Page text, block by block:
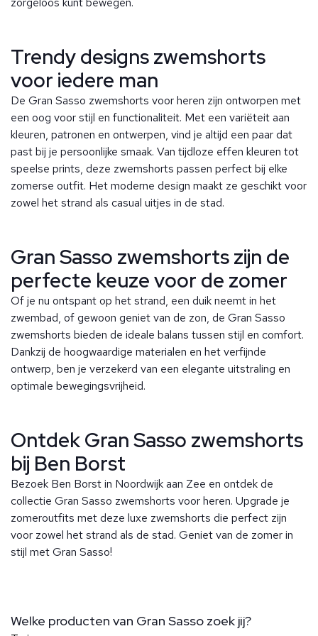
Trendy designs zwemshorts
voor iedere man
De Gran Sasso zwemshorts voor heren zijn ontworpen met
een oog voor stijl en functionaliteit. Met een variëteit aan
kleuren, patronen en ontwerpen, vind je altijd een paar dat
past bij je persoonlijke smaak. Van tijdloze effen kleuren tot
speelse prints, deze zwemshorts passen perfect bij elke
zomerse outfit. Het moderne design maakt ze geschikt voor
zowel het strand als casual uitjes in de stad.
Gran Sasso zwemshorts zijn de
perfecte keuze voor de zomer
Of je nu ontspant op het strand, een duik neemt in het
zwembad, of gewoon geniet van de zon, de Gran Sasso
zwemshorts bieden de ideale balans tussen stijl en comfort.
Dankzij de hoogwaardige materialen en het verfijnde
ontwerp, ben je verzekerd van een elegante uitstraling en
optimale bewegingsvrijheid.
Ontdek Gran Sasso zwemshorts
bij Ben Borst
Bezoek Ben Borst in Noordwijk aan Zee en ontdek de
collectie Gran Sasso zwemshorts voor heren. Upgrade je
zomeroutfits met deze luxe zwemshorts die perfect zijn
voor zowel het strand als de stad. Geniet van de zomer in
stijl met Gran Sasso!
Welke producten van Gran Sasso zoek jij?